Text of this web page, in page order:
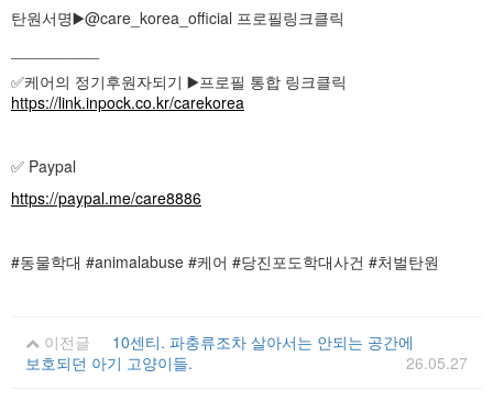
탄원서명▶️@care_korea_official 프로필링크클릭
✅️케어의 정기후원자되기 ▶️프로필 통합 링크클릭
https://link.inpock.co.kr/carekorea
✅ Paypal
https://paypal.me/care8886
#동물학대 #animalabuse #케어 #당진포도학대사건 #처벌탄원
이전글
10센티. 파충류조차 살아서는 안되는 공간에
보호되던 아기 고양이들.
26.05.27